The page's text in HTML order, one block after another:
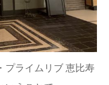
プライムリブ 恵比寿